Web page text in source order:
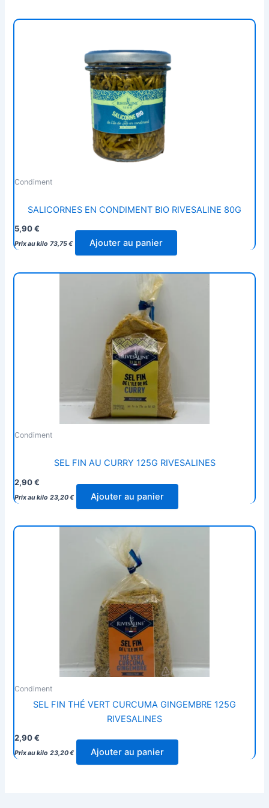
Condiment
SALICORNES EN CONDIMENT BIO RIVESALINE 80G
5,90€
Prix au kilo 73,75€ Ajouter au panier
Condiment
SEL FIN AU CURRY 125G RIVESALINES
2,90€
Prix au kilo 23,20€ Ajouter au panier
Condiment
SEL FIN THÉ VERT CURCUMA GINGEMBRE 125G
RIVESALINES
2,90€
Prix au kilo 23,20€ Ajouter au panier